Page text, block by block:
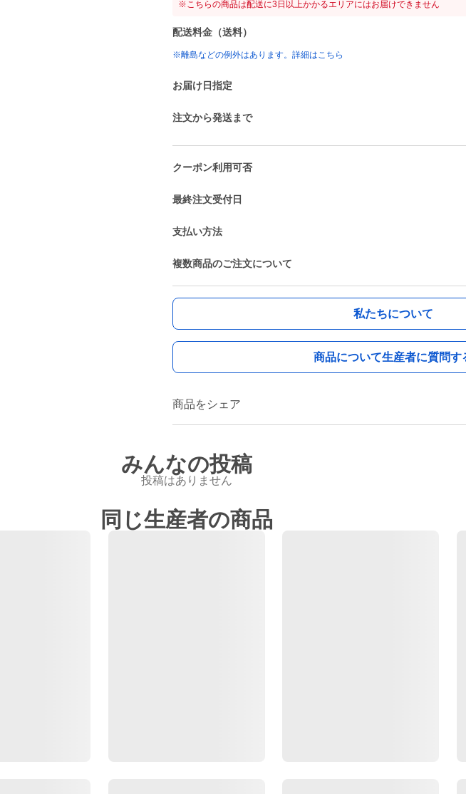
※こちらの商品は配送に3日以上かかるエリアにはお届けできません
配送料金（送料）
※離島などの例外はあります。詳細はこちら
お届け日指定
注文から発送まで
クーポン利用可否
最終注文受付日
支払い方法
複数商品のご注文について
私たちについて
商品について生産者に質問す
商品をシェア
みんなの投稿
投稿はありません
同じ生産者の商品